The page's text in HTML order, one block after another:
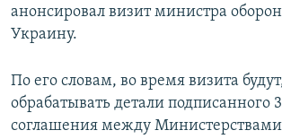
анонсировал визит министра
Украину.
По его словам, во время визита
обрабатывать детали подписанного
соглашения между